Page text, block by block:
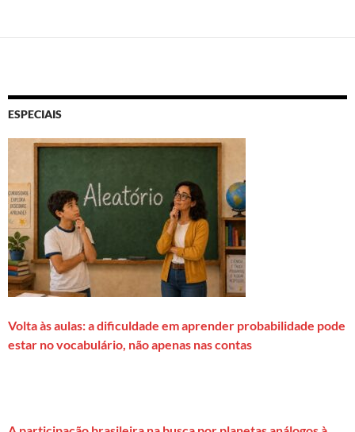
ESPECIAIS
Volta às aulas: a dificuldade em aprender probabilidade pode
estar no vocabulário, não apenas nas contas